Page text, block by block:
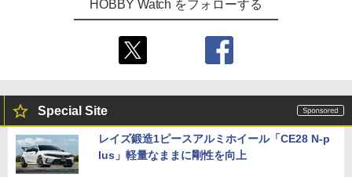
HOBBY Watch をフォローする
Special Site
レイズ鍛造1ピースアルミホイール「CE28 N-p
lus」軽量なままに剛性を向上